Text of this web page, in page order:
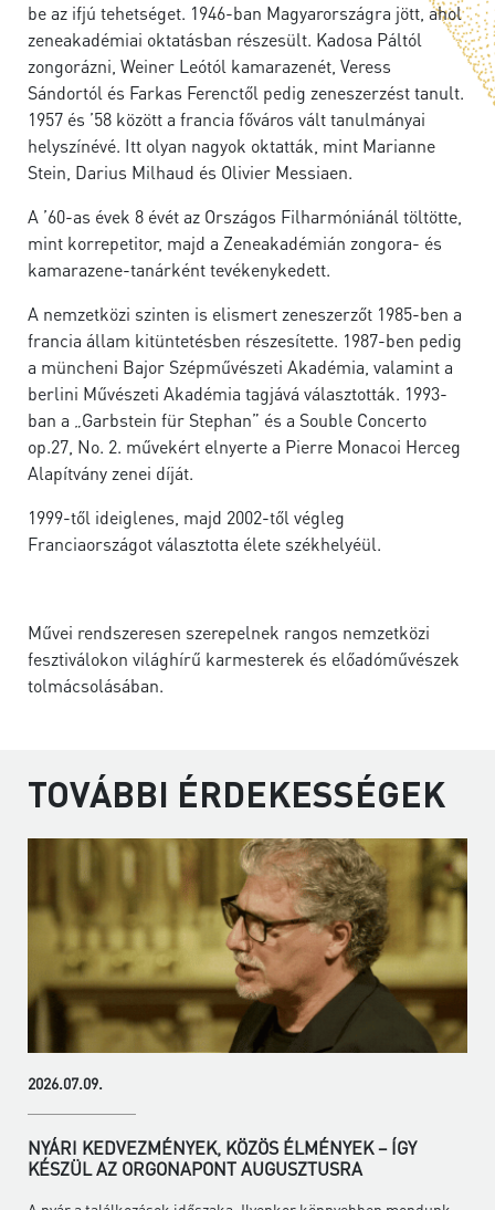
be az ifjú tehetséget. 1946-ban Magyarországra jött, ahol
zeneakadémiai oktatásban részesült. Kadosa Páltól
zongorázni, Weiner Leótól kamarazenét, Veress
Sándortól és Farkas Ferenctől pedig zeneszerzést tanult.
1957 és ’58 között a francia főváros vált tanulmányai
helyszínévé. Itt olyan nagyok oktatták, mint Marianne
Stein, Darius Milhaud és Olivier Messiaen.
A ’60-as évek 8 évét az Országos Filharmóniánál töltötte,
mint korrepetitor, majd a Zeneakadémián zongora- és
kamarazene-tanárként tevékenykedett.
A nemzetközi szinten is elismert zeneszerzőt 1985-ben a
francia állam kitüntetésben részesítette. 1987-ben pedig
a müncheni Bajor Szépművészeti Akadémia, valamint a
berlini Művészeti Akadémia tagjává választották. 1993-
ban a „Garbstein für Stephan” és a Souble Concerto
op.27, No. 2. művekért elnyerte a Pierre Monacoi Herceg
Alapítvány zenei díját.
1999-től ideiglenes, majd 2002-től végleg
Franciaországot választotta élete székhelyéül.
Művei rendszeresen szerepelnek rangos nemzetközi
fesztiválokon világhírű karmesterek és előadóművészek
tolmácsolásában.
TOVÁBBI ÉRDEKESSÉGEK
2026.07.09.
NYÁRI KEDVEZMÉNYEK, KÖZÖS ÉLMÉNYEK – ÍGY
KÉSZÜL AZ ORGONAPONT AUGUSZTUSRA